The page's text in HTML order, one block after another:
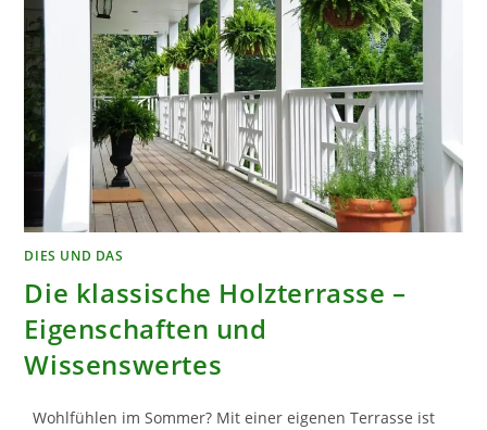
DIES UND DAS
Die klassische Holzterrasse –
Eigenschaften und
Wissenswertes
Wohlfühlen im Sommer? Mit einer eigenen Terrasse ist